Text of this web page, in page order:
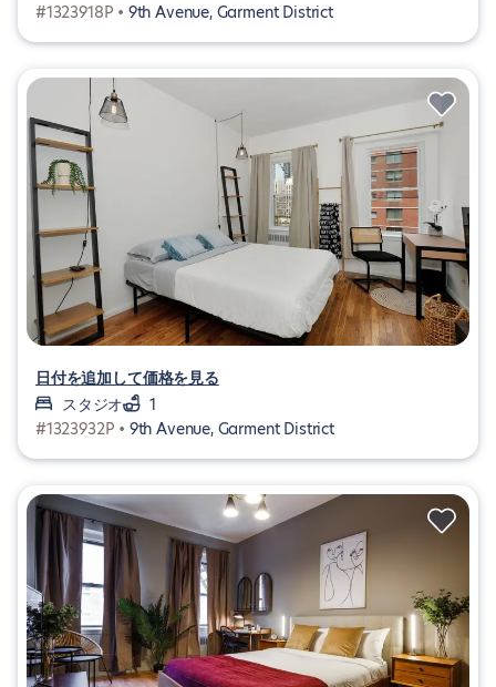
#1323918P • 9th Avenue, Garment District
日付を追加して価格を見る
スタジオ
1
#1323932P • 9th Avenue, Garment District